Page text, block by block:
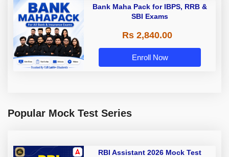
Bank Maha Pack for IBPS, RRB &
SBI Exams
Rs 2,840.00
Enroll Now
Popular Mock Test Series
RBI Assistant 2026 Mock Test